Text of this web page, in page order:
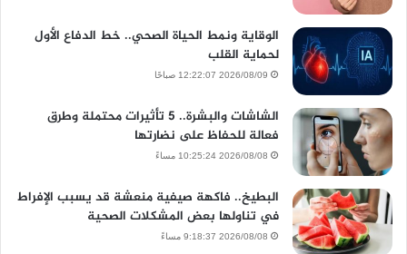
الوقاية ونمط الحياة الصحي.. خط الدفاع الأول
لحماية القلب
2026/08/09 12:22:07 صباحًا
الشاشات والبشرة.. 5 تأثيرات محتملة وطرق
فعالة للحفاظ على نضارتها
2026/08/08 10:25:24 مساءً
البطيخ.. فاكهة صيفية منعشة قد يسبب الإفراط
في تناولها بعض المشكلات الصحية
2026/08/08 9:18:37 مساءً